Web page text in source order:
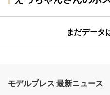
まだデータ
モデルプレス 最新ニュース